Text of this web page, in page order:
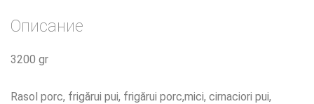
Описание
3200 gr
Rasol porc, frigărui pui, frigărui porc,mici, cirnaciori pui,